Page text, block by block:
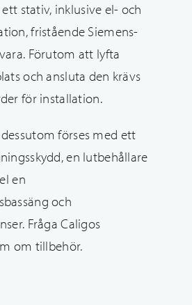
stativ, inklusive el- och
fristående Siemens-
Förutom att lyfta
och ansluta den krävs
för installation.
förses med ett
en lutbehållare
en
och
Fråga Caligos
om tillbehör.